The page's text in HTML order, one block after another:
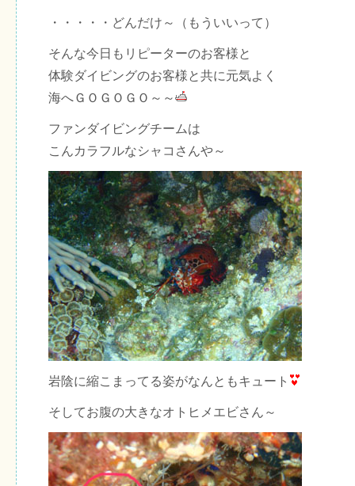
・・・・・どんだけ～（もういいって）
そんな今日もリピーターのお客様と
体験ダイビングのお客様と共に元気よく
海へＧＯＧＯＧＯ～～
ファンダイビングチームは
こんカラフルなシャコさんや～
岩陰に縮こまってる姿がなんともキュート
そしてお腹の大きなオトヒメエビさん～